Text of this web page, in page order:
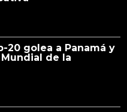
20 golea a Panamá y
de la